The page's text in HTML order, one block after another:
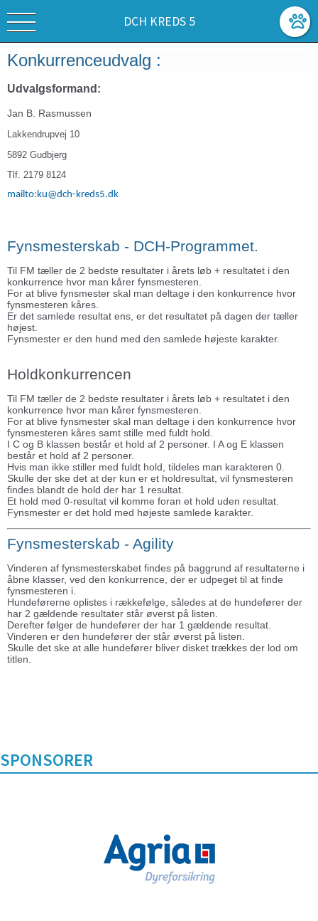
DCH KREDS 5
Konkurrenceudvalg :
Udvalgsformand:
Jan B. Rasmussen
Lakkendrupvej 10
5892 Gudbjerg
Tlf. 2179 8124
mailto:ku@dch-kreds5.dk
Fynsmesterskab - DCH-Programmet.
Til FM tæller de 2 bedste resultater i årets løb + resultatet i den
konkurrence hvor man kårer fynsmesteren.
For at blive fynsmester skal man deltage i den konkurrence hvor
fynsmesteren kåres.
Er det samlede resultat ens, er det resultatet på dagen der tæller
højest.
Fynsmester er den hund med den samlede højeste karakter.
Holdkonkurrencen
Til FM tæller de 2 bedste resultater i årets løb + resultatet i den
konkurrence hvor man kårer fynsmesteren.
For at blive fynsmester skal man deltage i den konkurrence hvor
fynsmesteren kåres samt stille med fuldt hold.
I C og B klassen består et hold af 2 personer. I A og E klassen
består et hold af 2 personer.
Hvis man ikke stiller med fuldt hold, tildeles man karakteren 0.
Skulle der ske det at der kun er et holdresultat, vil fynsmesteren
findes blandt de hold der har 1 resultat.
Et hold med 0-resultat vil komme foran et hold uden resultat.
Fynsmester er det hold med højeste samlede karakter.
Fynsmesterskab - Agility
Vinderen af fynsmesterskabet findes på baggrund af resultaterne i
åbne klasser, ved den konkurrence, der er udpeget til at finde
fynsmesteren i.
Hundeførerne oplistes i rækkefølge, således at de hundefører der
har 2 gældende resultater står øverst på listen.
Derefter følger de hundefører der har 1 gældende resultat.
Vinderen er den hundefører der står øverst på listen.
Skulle det ske at alle hundefører bliver disket trækkes der lod om
titlen.
SPONSORER